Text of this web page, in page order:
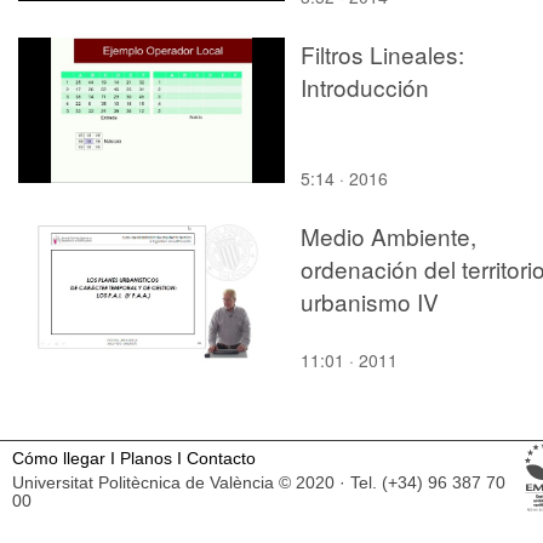
Filtros Lineales:
Introducción
5:14 · 2016
Medio Ambiente,
ordenación del
urbanismo IV
11:01 · 2011
Cómo llegar I Planos I Contacto
Universitat Politècnica de València © 2020 · Tel. (+34) 96 387 70
00